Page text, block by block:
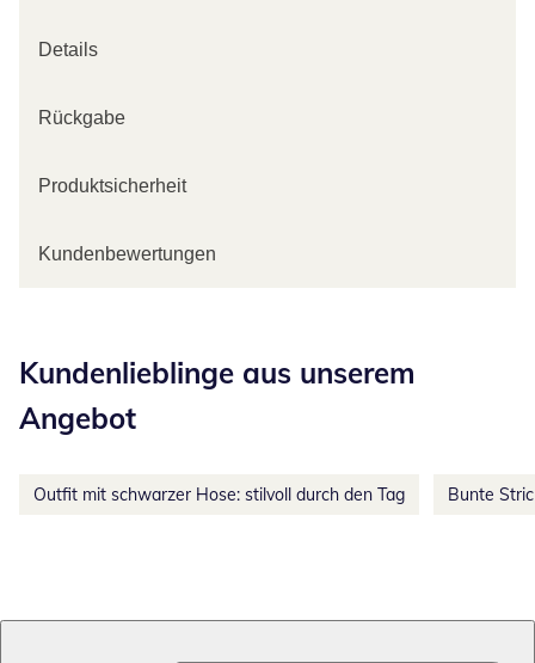
Details
Rückgabe
Produktsicherheit
Kundenbewertungen
Kundenlieblinge aus unserem
Angebot
Outfit mit schwarzer Hose: stilvoll durch den Tag Bunte